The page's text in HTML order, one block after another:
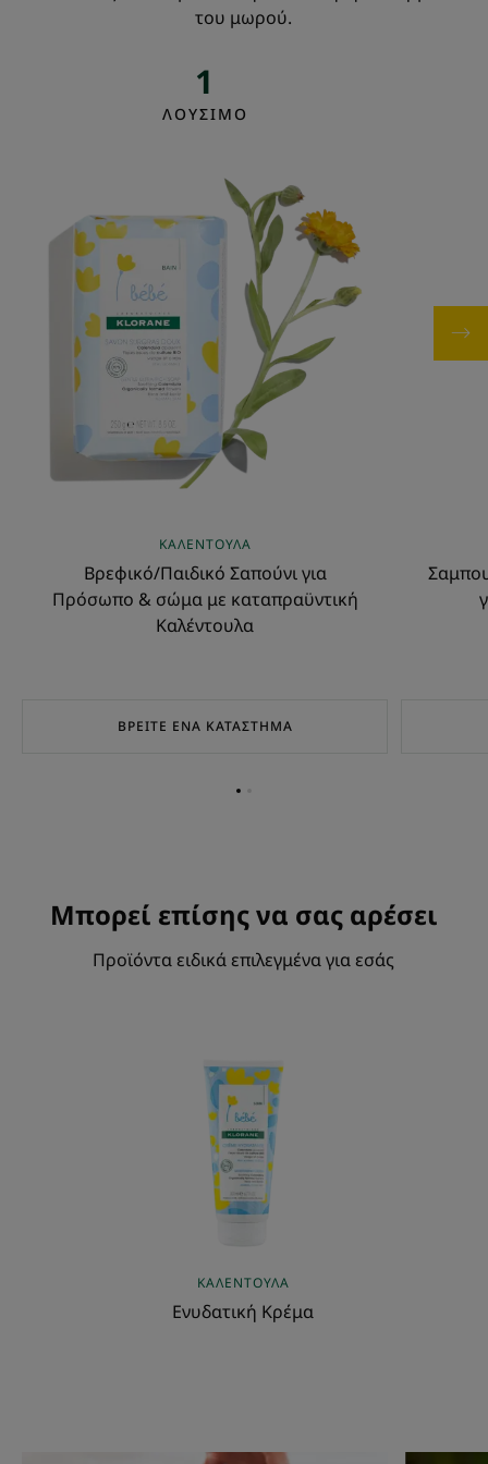
του μωρού.
1
Βρεφικό/
Σαπούνι
Πρόσωπο
σώμα
καταπραϋντική
Καλέντουλα
ΛΟΥΣΙΜΟ
ΚΑΛΈΝΤΟΥΛΑ
Βρεφικό/Παιδικό Σαπούνι για
Πρόσωπο & σώμα με καταπραϋντική
Καλέντουλα
ΒΡΕΊΤΕ ΈΝΑ ΚΑΤΆΣΤΗΜΑ
Go
Μπορεί επίσης να σας αρέσει
Προϊόντα ειδικά επιλεγμένα για εσάς
Κρέμα
ΚΑΛΈΝΤΟΥΛΑ
Ενυδατική Κρέμα